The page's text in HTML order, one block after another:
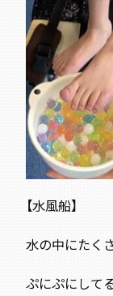
【水風船】
水の中にたく
ぷにぷにして